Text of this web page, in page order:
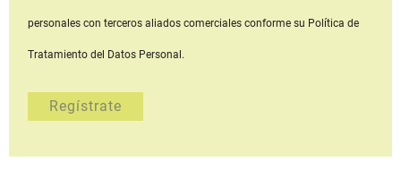
personales con terceros aliados comerciales conforme su Política de
Tratamiento del Datos Personal.